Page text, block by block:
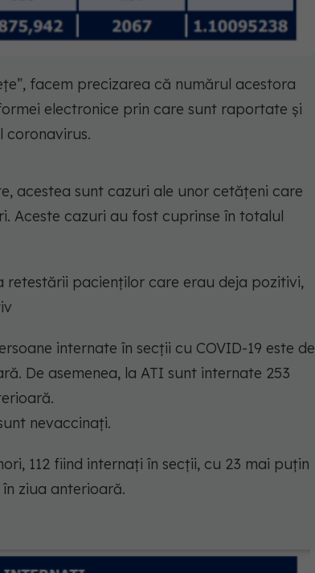
facem precizarea că numărul acestora
electronice prin care sunt raportate și
coronavirus.
acestea sunt cazuri ale unor cetățeni care
Aceste cazuri au fost cuprinse în totalul
retestării pacienților care erau deja pozitivi,
internate în secții cu COVID-19 este de
De asemenea, la ATI sunt internate 253
nevaccinați.
112 fiind internați în secții, cu 23 mai puțin
ziua anterioară.